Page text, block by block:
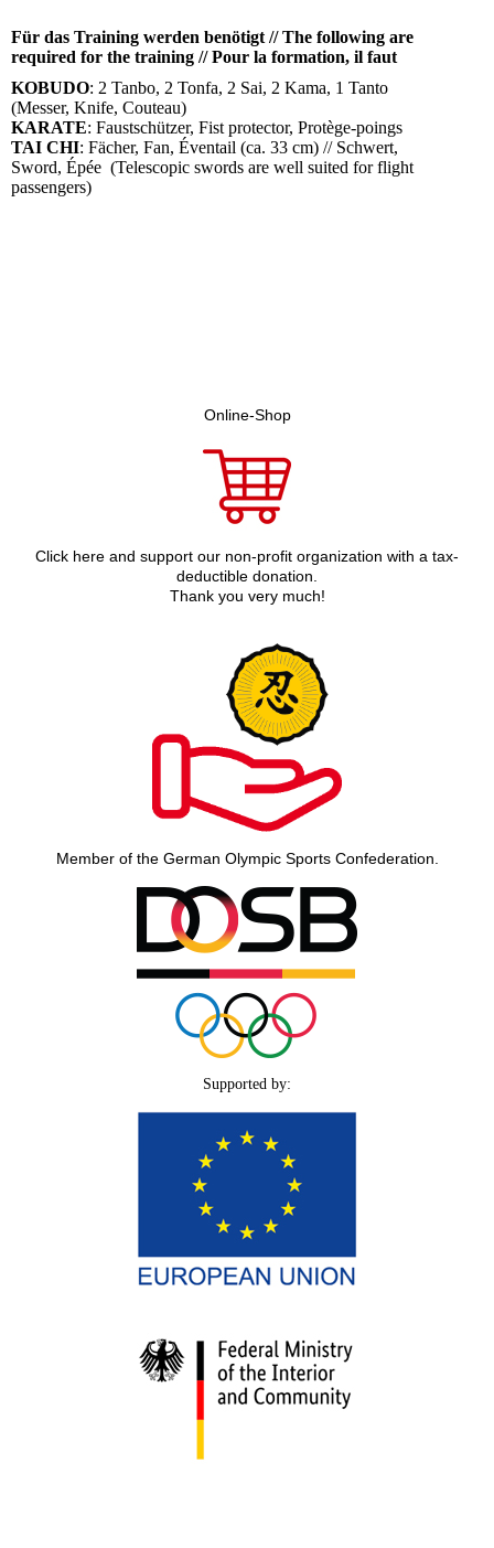
Für das Training werden benötigt // The following are
required for the training // Pour la formation, il faut
KOBUDO: 2 Tanbo, 2 Tonfa, 2 Sai, 2 Kama, 1 Tanto
(Messer, Knife, Couteau)
KARATE: Faustschützer, Fist protector, Protège-poings
TAI CHI: Fächer, Fan, Éventail (ca. 33 cm) // Schwert,
Sword, Épée (Telescopic swords are well suited for flight
passengers)
Online-Shop
Click here and support our non-profit organization with a tax-
deductible donation.
Thank you very much!
Member of the German Olympic Sports Confederation.
Supported by: